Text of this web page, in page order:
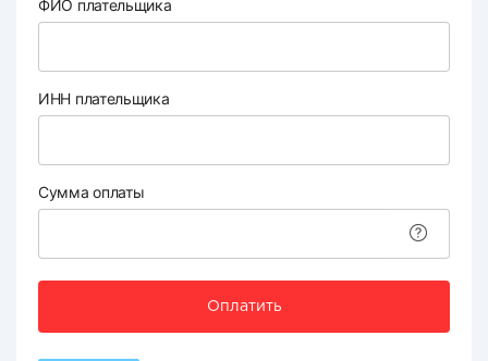
ФИО плательщика
ИНН плательщика
Сумма оплаты
Оплатить